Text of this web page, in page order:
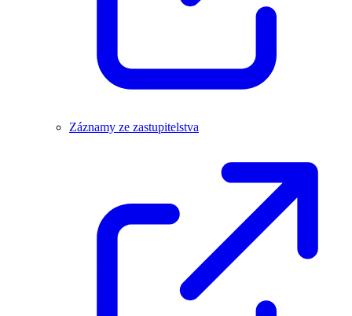
Záznamy ze zastupitelstva